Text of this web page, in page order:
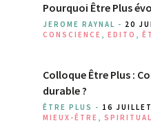
Pourquoi Être Plus
JEROME RAYNAL - 20
CONSCIENCE ,EDITO ,
Colloque Être Plus :
durable ?
ÊTRE PLUS - 16
MIEUX-ÊTRE ,